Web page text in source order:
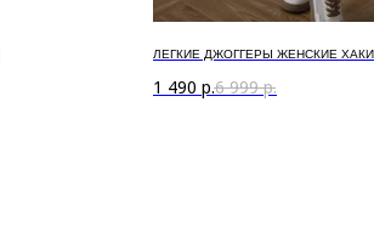
ЛЕГКИЕ ДЖОГГЕРЫ ЖЕНСКИЕ ХАКИ
1 490 р.6 999 р.